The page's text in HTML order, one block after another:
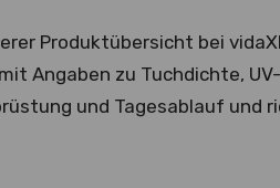
Produktübersicht bei
Angaben zu Tuchdichte,
und Tagesablauf und